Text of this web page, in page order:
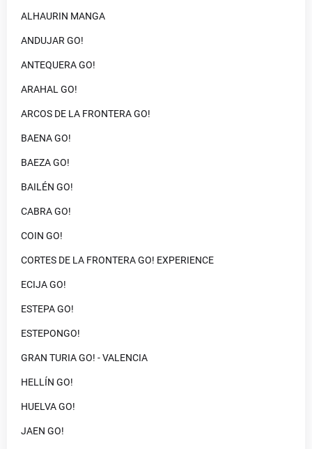
ALHAURIN MANGA
ANDUJAR GO!
ANTEQUERA GO!
ARAHAL GO!
ARCOS DE LA FRONTERA GO!
BAENA GO!
BAEZA GO!
BAILÉN GO!
CABRA GO!
COIN GO!
CORTES DE LA FRONTERA GO! EXPERIENCE
ECIJA GO!
ESTEPA GO!
ESTEPONGO!
GRAN TURIA GO! - VALENCIA
HELLÍN GO!
HUELVA GO!
JAEN GO!